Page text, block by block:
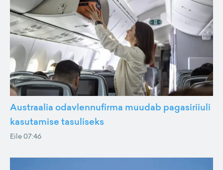
Austraalia odavlennufirma muudab pagasiriiuli
kasutamise tasuliseks
Eile 07:46